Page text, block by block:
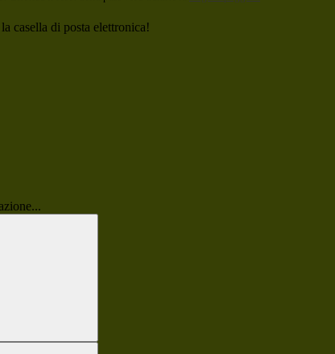
casella di posta elettronica!